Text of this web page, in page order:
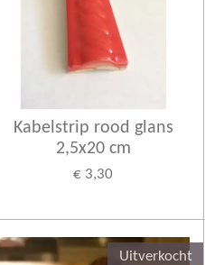
Kabelstrip rood glans
2,5x20 cm
€ 3,30
Uitverkocht